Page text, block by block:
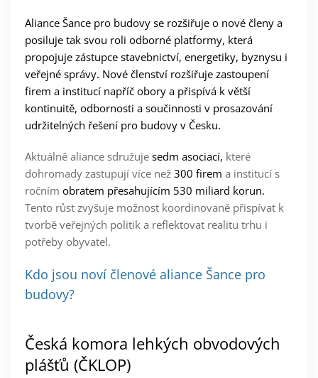
Aliance Šance pro budovy se rozšiřuje o nové členy a
posiluje tak svou roli odborné platformy, která
propojuje zástupce stavebnictví, energetiky, byznysu i
veřejné správy. Nové členství rozšiřuje zastoupení
firem a institucí napříč obory a přispívá k větší
kontinuitě, odbornosti a součinnosti v prosazování
udržitelných řešení pro budovy v Česku.
Aktuálně aliance sdružuje sedm asociací, které
dohromady zastupují více než 300 firem a institucí s
ročním obratem přesahujícím 530 miliard korun.
Tento růst zvyšuje možnost koordinovaně přispívat k
tvorbě veřejných politik a reflektovat realitu trhu i
potřeby obyvatel.
Kdo jsou noví členové aliance Šance pro
budovy?
Česká komora lehkých obvodových
plášťů (ČKLOP)